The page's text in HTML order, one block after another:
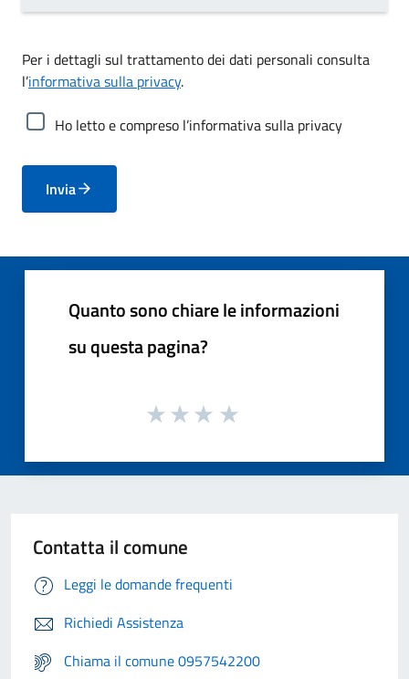
Per i dettagli sul trattamento dei dati personali consulta
l’informativa sulla privacy.
Ho letto e compreso l’informativa sulla privacy
Invia
Quanto sono chiare le informazioni
su questa pagina?
Contatta il comune
Leggi le domande frequenti
Richiedi Assistenza
Chiama il comune 0957542200